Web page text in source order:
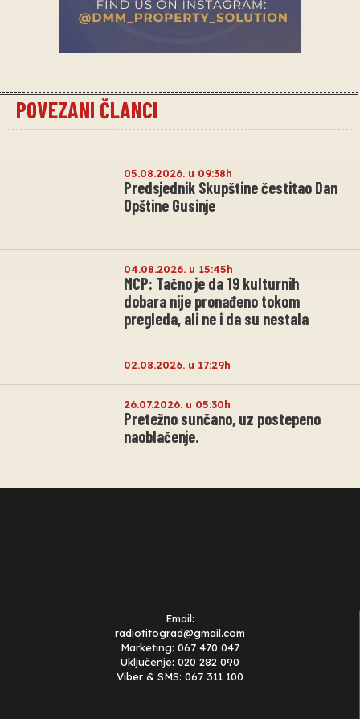
POVEZANI ČLANCI
05.08.2026. u 09:38h
Predsjednik Skupštine čestitao Dan
Opštine Gusinje
04.08.2026. u 15:45h
MCP: Tačno je da 19 kulturnih
dobara nije pronađeno tokom
pregleda, ali ne i da su nestala
02.08.2026. u 17:29h
26.07.2026. u 05:30h
Pretežno sunčano, uz postepeno
naoblačenje.
Email:
radiotitograd@gmail.com
Marketing: 067 470 047
Uključenje: 020 282 090
Viber & SMS: 067 311 100